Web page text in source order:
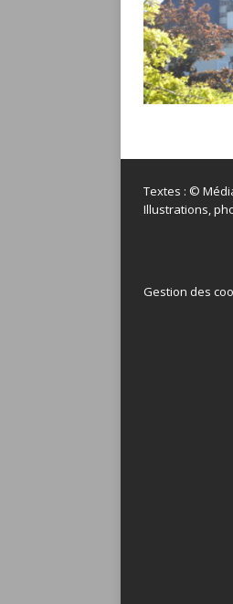
Textes : ©
Illustrations,
Gestion des